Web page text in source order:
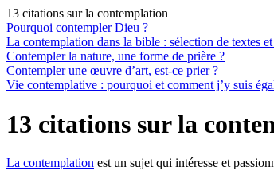
13 citations sur la contemplation
Pourquoi contempler Dieu ?
La contemplation dans la bible : sélection de textes
Contempler la nature, une forme de prière ?
Contempler une œuvre d’art, est-ce prier ?
Vie contemplative : pourquoi et comment j’y suis
13 citations sur la
La contemplation est un sujet qui intéresse et